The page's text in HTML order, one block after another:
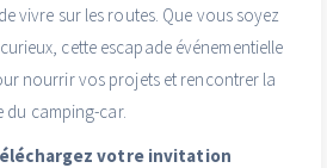
vivre sur les routes. Que vous soyez
cette escapade événementielle
nourrir vos projets et rencontrer la
du camping-car.
votre invitation